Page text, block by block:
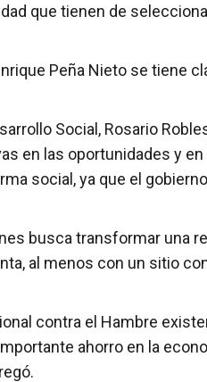
que tienen de
Peña Nieto se tiene
Social, Rosario
en las oportunidades y
social, ya que el
busca transformar una
al menos con un sitio
contra el Hambre
ahorro en la